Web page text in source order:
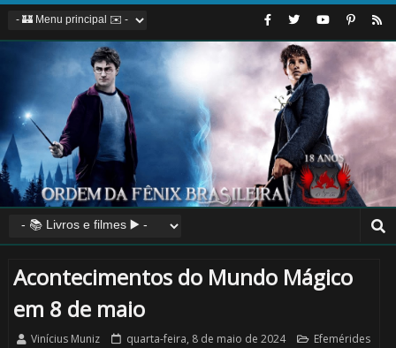
Acontecimentos do Mundo Mágico
em 8 de maio
Vinícius Muniz quarta-feira, 8 de maio de 2024
Efemérides